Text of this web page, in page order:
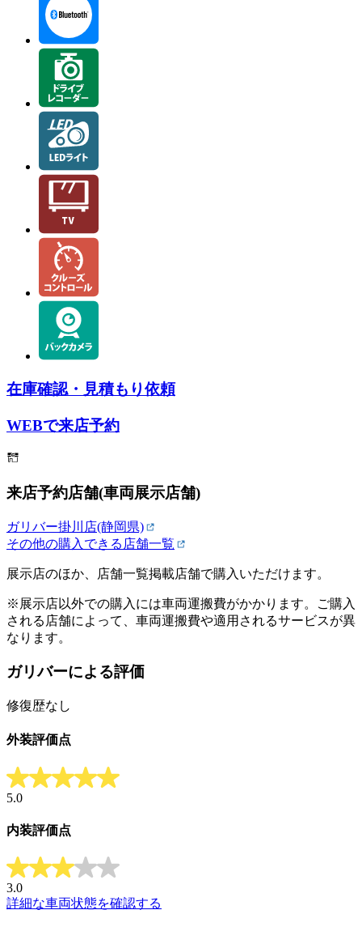
在庫確認・見積もり依頼
WEBで来店予約
来店予約店舗(車両展示店舗)
ガリバー掛川店(静岡県)
その他の購入できる店舗一覧
展示店のほか、店舗一覧掲載店舗で購入いただけます。
※展示店以外での購入には車両運搬費がかかります。ご購入
される店舗によって、車両運搬費や適用されるサービスが異
なります。
ガリバーによる評価
修復歴なし
外装評価点
5.0
内装評価点
3.0
詳細な車両状態を確認する